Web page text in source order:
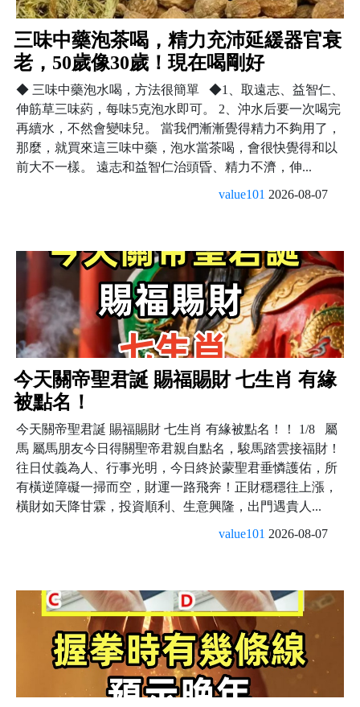
三味中藥泡茶喝，精力充沛延緩器官衰
老，50歲像30歲！現在喝剛好
◆ 三味中藥泡水喝，方法很簡單 ◆1、取遠志、益智仁、
伸筋草三味葯，每味5克泡水即可。 2、沖水后要一次喝完
再續水，不然會變味兒。 當我們漸漸覺得精力不夠用了，
那麼，就買來這三味中藥，泡水當茶喝，會很快覺得和以
前大不一樣。 遠志和益智仁治頭昏、精力不濟，伸...
value101 2026-08-07
今天關帝聖君誕 賜福賜財 七生肖 有緣
被點名！
今天關帝聖君誕 賜福賜財 七生肖 有緣被點名！！ 1/8 屬
馬 屬馬朋友今日得關聖帝君親自點名，駿馬踏雲接福財！
往日仗義為人、行事光明，今日終於蒙聖君垂憐護佑，所
有橫逆障礙一掃而空，財運一路飛奔！正財穩穩往上漲，
橫財如天降甘霖，投資順利、生意興隆，出門遇貴人...
value101 2026-08-07